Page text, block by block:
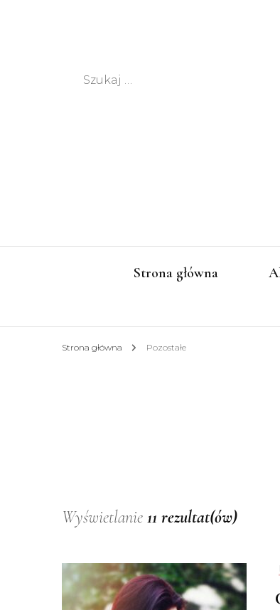
Szukaj:
Strona główna
Strona główna Pozostałe
Wyświetlanie 11 rezultat(ów)